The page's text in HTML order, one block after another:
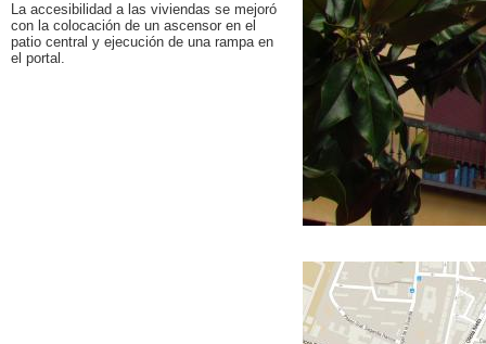
La accesibilidad a las viviendas se mejoró
con la colocación de un ascensor en el
patio central y ejecución de una rampa en
el portal.